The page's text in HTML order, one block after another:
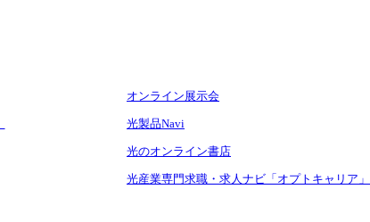
オンライン展示会
光製品Navi
光のオンライン書店
光産業専門求職・求人ナビ「オプトキャリア」